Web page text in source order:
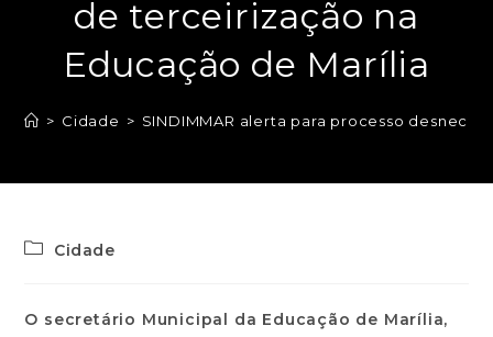
de terceirização na
Educação de Marília
> Cidade > SINDIMMAR alerta para processo
Cidade
O secretário Municipal da Educação de Marília,